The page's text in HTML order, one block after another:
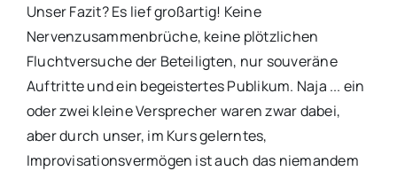
Unser Fazit? Es lief großartig! Keine
Nervenzusammenbrüche, keine plötzlichen
Fluchtversuche der Beteiligten, nur souveräne
Auftritte und ein begeistertes Publikum. Naja ... ein
oder zwei kleine Versprecher waren zwar dabei,
aber durch unser, im Kurs gelerntes,
Improvisationsvermögen ist auch das niemandem